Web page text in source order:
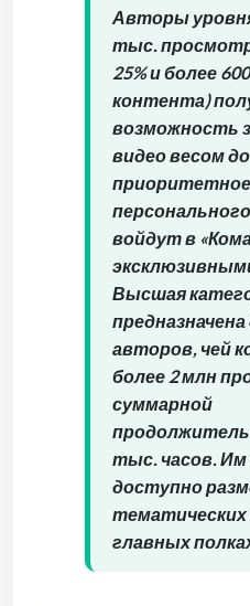
Авторы
тыс.
25% и более
контента)
возможность
видео весом
войдут в
Высшая
авторов, чей
более 2 млн
суммарной
тыс. часов.
доступно
тематических
главных